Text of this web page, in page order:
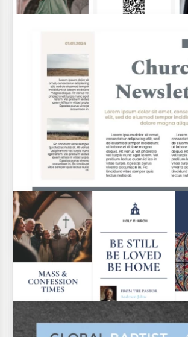
Kirchenkonformitätsprüfungs-
Checkliste Vorlage
Eleganter und bearbeitbarer
Kircheprospekt für den
Sonntagsgottesdienst